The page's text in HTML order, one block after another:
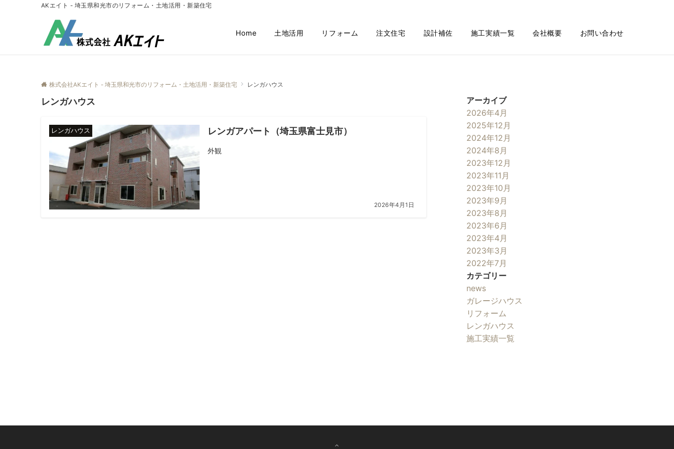
AKエイト - 埼玉県和光市のリフォーム・土地活用・新築住宅
Home 土地活用 リフォーム 注文住宅 設計補佐 施工実績一覧 会社概要 お問い合わせ
株式会社AKエイト - 埼玉県和光市のリフォーム・土地活用・新築住宅 レンガハウス
レンガハウス
レンガハウス レンガアパート（埼玉県富士見市）
外観
2026年4月1日
アーカイブ
2026年4月
2025年12月
2024年12月
2024年8月
2023年12月
2023年11月
2023年10月
2023年9月
2023年8月
2023年6月
2023年4月
2023年3月
2022年7月
カテゴリー
news
ガレージハウス
リフォーム
レンガハウス
施工実績一覧